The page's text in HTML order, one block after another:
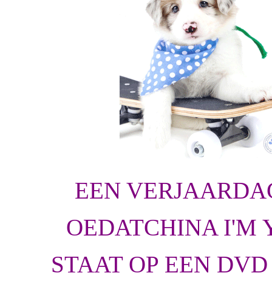
EEN
OEDATCHINA I'M
STAAT OP EEN